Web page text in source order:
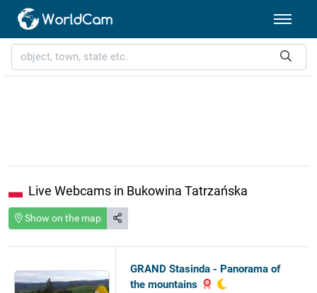
Live Webcams in Bukowina Tatrzańska
Show on the map
GRAND Stasinda - Panorama of
the mountains